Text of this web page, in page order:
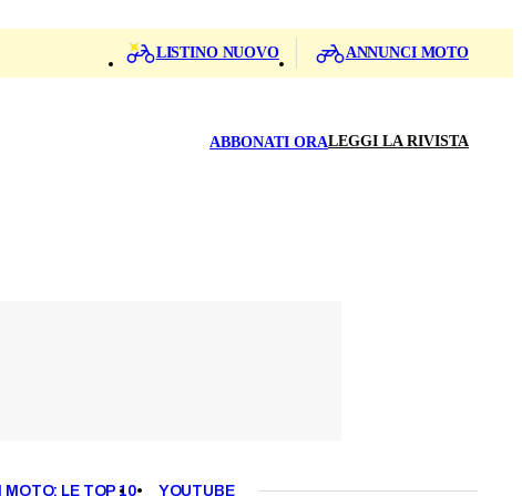
LISTINO NUOVO ANNUNCI MOTO
ABBONATI ORALEGGI LA RIVISTA
MOTO: LE TOP 10 YOUTUBE